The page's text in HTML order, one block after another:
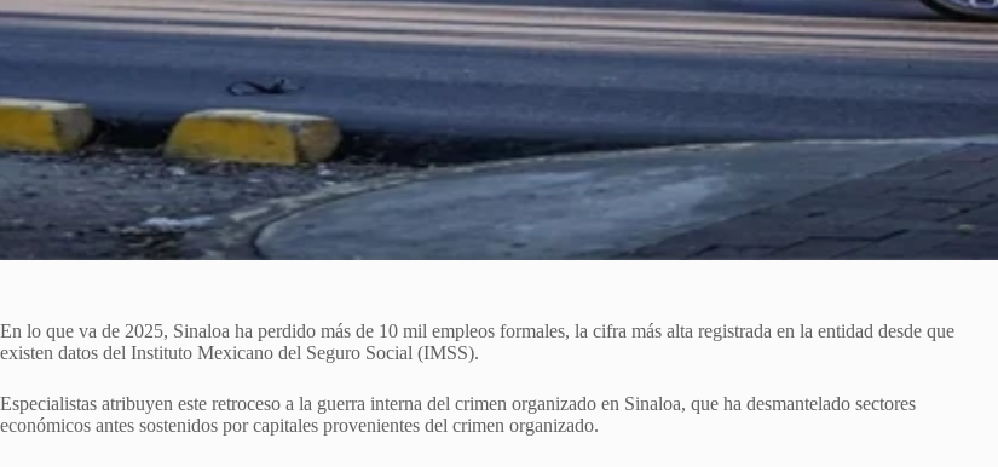
En lo que va de 2025, Sinaloa ha perdido más de 10 mil empleos formales, la cifra más alta registrada en la entidad desde que
existen datos del Instituto Mexicano del Seguro Social (IMSS).
Especialistas atribuyen este retroceso a la guerra interna del crimen organizado en Sinaloa, que ha desmantelado sectores
económicos antes sostenidos por capitales provenientes del crimen organizado.